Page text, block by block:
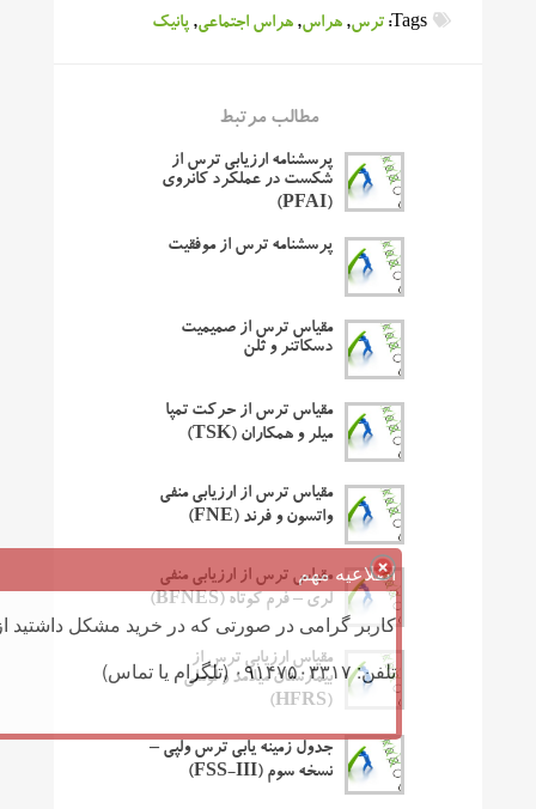
Tags: ترس,هراس,هراس اجتماعی,پانیک
مطالب مرتبط
پرسشنامه ارزیابی ترس از
شکست در عملکرد کانروی
(PFAI)
پرسشنامه ترس از موفقیت
مقیاس ترس از صمیمیت
دسکاتنر و ثلن
مقیاس ترس از حرکت تمپا
میلر و همکاران (TSK)
مقیاس ترس از ارزیابی منفی
واتسون و فرند (FNE)
مقیاس ترس از ارزیابی منفی
لری – فرم کوتاه (BFNES)
مقیاس ارزیابی ترس از
بیمارستان میلامد و لوملی
(HFRS)
جدول زمینه یابی ترس ولپی –
نسخه سوم (FSS-III)
اطلاعیه مهم
کاربر گرامی در صورتی که در خرید مشکل داشتید
تلفن: ۰۹۱۴۷۵۰۳۳۱۷ (تلگرام یا تماس)